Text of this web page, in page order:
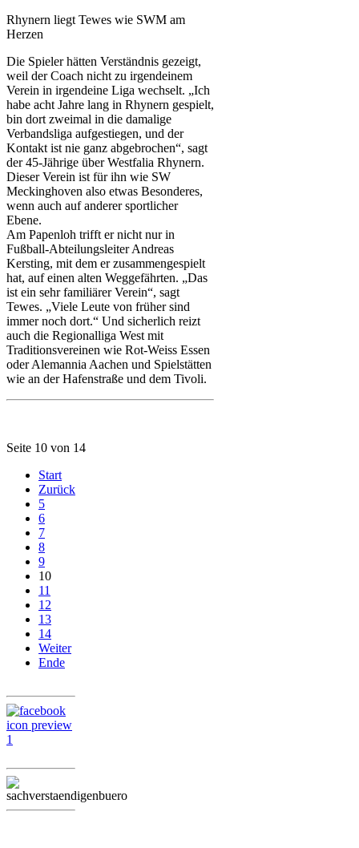
Rhynern liegt Tewes wie SWM am
Herzen
Die Spieler hätten Verständnis gezeigt,
weil der Coach nicht zu irgendeinem
Verein in irgendeine Liga wechselt. „Ich
habe acht Jahre lang in Rhynern gespielt,
bin dort zweimal in die damalige
Verbandsliga aufgestiegen, und der
Kontakt ist nie ganz abgebrochen“, sagt
der 45-Jährige über Westfalia Rhynern.
Dieser Verein ist für ihn wie SW
Meckinghoven also etwas Besonderes,
wenn auch auf anderer sportlicher
Ebene.
Am Papenloh trifft er nicht nur in
Fußball-Abteilungsleiter Andreas
Kersting, mit dem er zusammengespielt
hat, auf einen alten Weggefährten. „Das
ist ein sehr familiärer Verein“, sagt
Tewes. „Viele Leute von früher sind
immer noch dort.“ Und sicherlich reizt
auch die Regionalliga West mit
Traditionsvereinen wie Rot-Weiss Essen
oder Alemannia Aachen und Spielstätten
wie an der Hafenstraße und dem Tivoli.
Seite 10 von 14
Start
Zurück
5
6
7
8
9
10
11
12
13
14
Weiter
Ende